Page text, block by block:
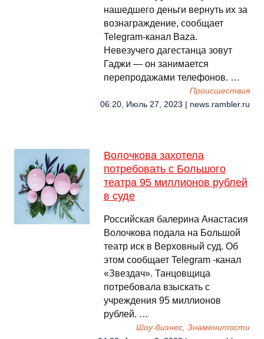
нашедшего деньги вернуть их за
вознаграждение, сообщает
Telegram-канал Baza.
Невезучего дагестанца зовут
Гаджи — он занимается
перепродажами телефонов. …
Происшествия
06:20, Июль 27, 2023 | news.rambler.ru
Волочкова захотела
потребовать с Большого
театра 95 миллионов рублей
в суде
Российская балерина Анастасия
Волочкова подала на Большой
театр иск в Верховный суд. Об
этом сообщает Telegram -канал
«Звездач». Танцовщица
потребовала взыскать с
учреждения 95 миллионов
рублей. …
Шоу-бизнес, Знаменитости